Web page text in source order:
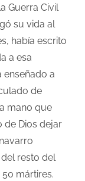
Guerra Civil
su vida al
había escrito
a esa
enseñado a
de
mano que
de Dios dejar
resto del
mártires.